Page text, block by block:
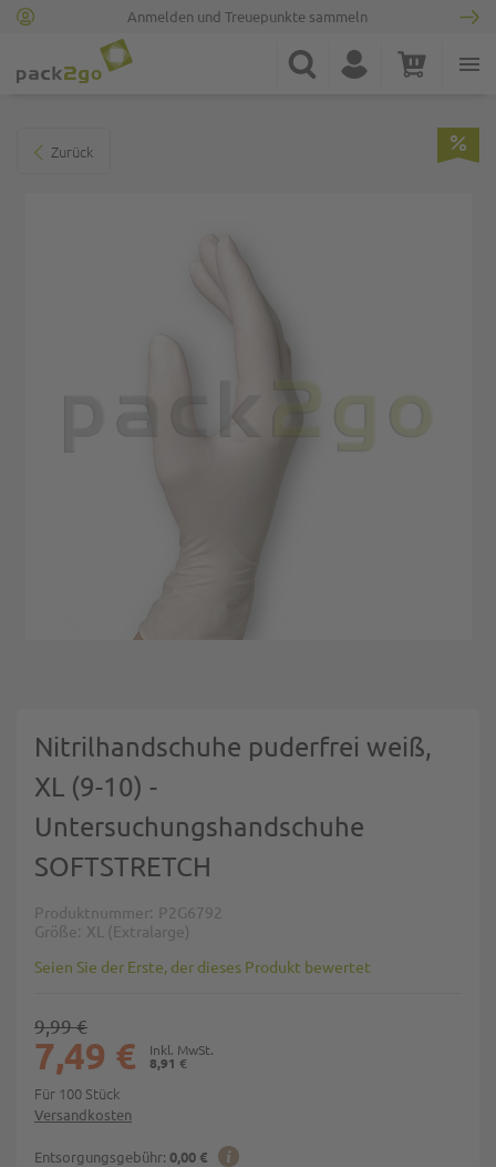
Anmelden und Treuepunkte sammeln
Suche Konto Warenkorb
Zurück
Nitrilhandschuhe puderfrei weiß,
XL (9-10) -
Untersuchungshandschuhe
SOFTSTRETCH
Produktnummer P2G6792
Größe XL (Extralarge)
Seien Sie der Erste, der dieses Produkt bewertet
Versandkosten
Entsorgungsgebühr: 0,00 €
8,91 €
7,49 €
9,99 €
Für 100 Stück